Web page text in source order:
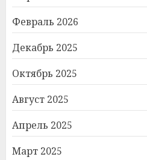
Февраль 2026
Декабрь 2025
Октябрь 2025
Август 2025
Апрель 2025
Март 2025